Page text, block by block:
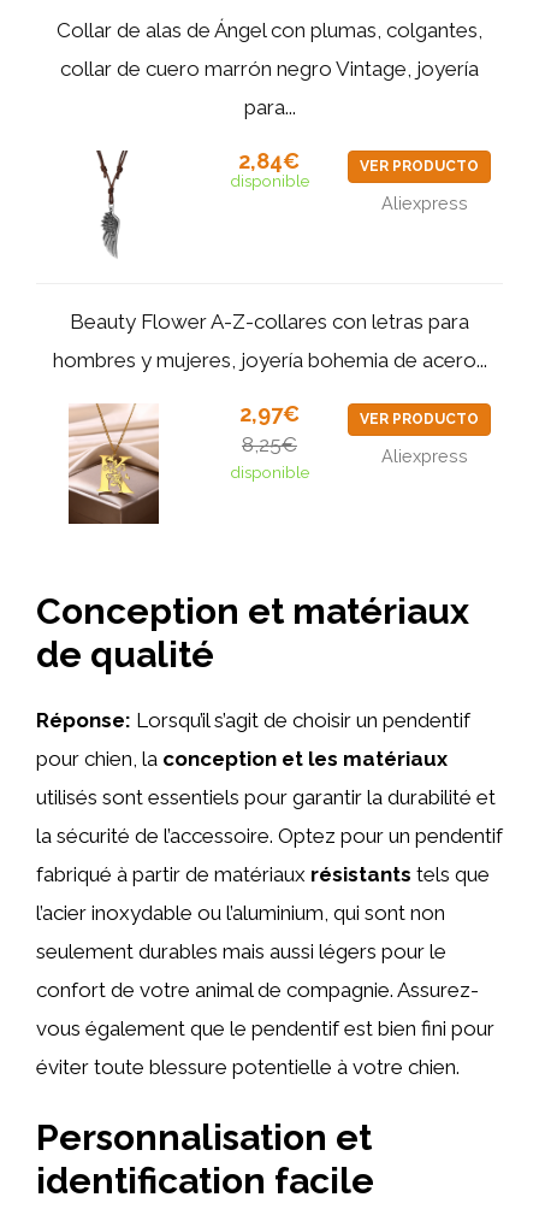
Collar de alas de Ángel con plumas, colgantes,
collar de cuero marrón negro Vintage, joyería
para...
2,84€
disponible
VER PRODUCTO
Aliexpress
Beauty Flower A-Z-collares con letras para
hombres y mujeres, joyería bohemia de acero...
2,97€
8,25€
disponible
VER PRODUCTO
Aliexpress
Conception et matériaux
de qualité
Réponse: Lorsqu’il s’agit de choisir un pendentif
pour chien, la conception et les matériaux
utilisés sont essentiels pour garantir la durabilité et
la sécurité de l’accessoire. Optez pour un pendentif
fabriqué à partir de matériaux résistants tels que
l’acier inoxydable ou l’aluminium, qui sont non
seulement durables mais aussi légers pour le
confort de votre animal de compagnie. Assurez-
vous également que le pendentif est bien fini pour
éviter toute blessure potentielle à votre chien.
Personnalisation et
identification facile